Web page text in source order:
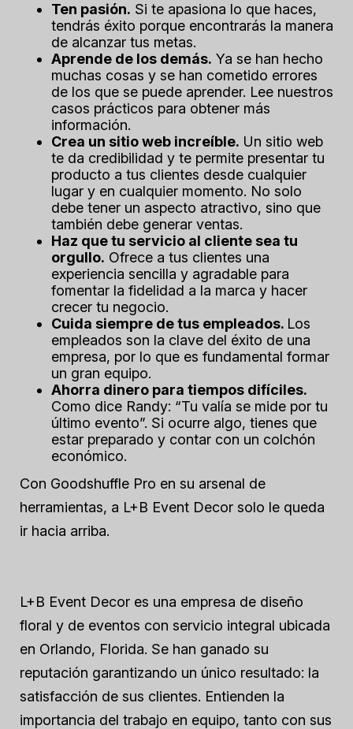
Ten pasión. Si te apasiona lo que haces,
tendrás éxito porque encontrarás la manera
de alcanzar tus metas.
Aprende de los demás. Ya se han hecho
muchas cosas y se han cometido errores
de los que se puede aprender. Lee nuestros
casos prácticos para obtener más
información.
Crea un sitio web increíble. Un sitio web
te da credibilidad y te permite presentar tu
producto a tus clientes desde cualquier
lugar y en cualquier momento. No solo
debe tener un aspecto atractivo, sino que
también debe generar ventas.
Haz que tu servicio al cliente sea tu
orgullo. Ofrece a tus clientes una
experiencia sencilla y agradable para
fomentar la fidelidad a la marca y hacer
crecer tu negocio.
Cuida siempre de tus empleados. Los
empleados son la clave del éxito de una
empresa, por lo que es fundamental formar
un gran equipo.
Ahorra dinero para tiempos difíciles.
Como dice Randy: “Tu valía se mide por tu
último evento”. Si ocurre algo, tienes que
estar preparado y contar con un colchón
económico.
Con Goodshuffle Pro en su arsenal de
herramientas, a L+B Event Decor solo le queda
ir hacia arriba.
L+B Event Decor es una empresa de diseño
floral y de eventos con servicio integral ubicada
en Orlando, Florida. Se han ganado su
reputación garantizando un único resultado: la
satisfacción de sus clientes. Entienden la
importancia del trabajo en equipo, tanto con sus